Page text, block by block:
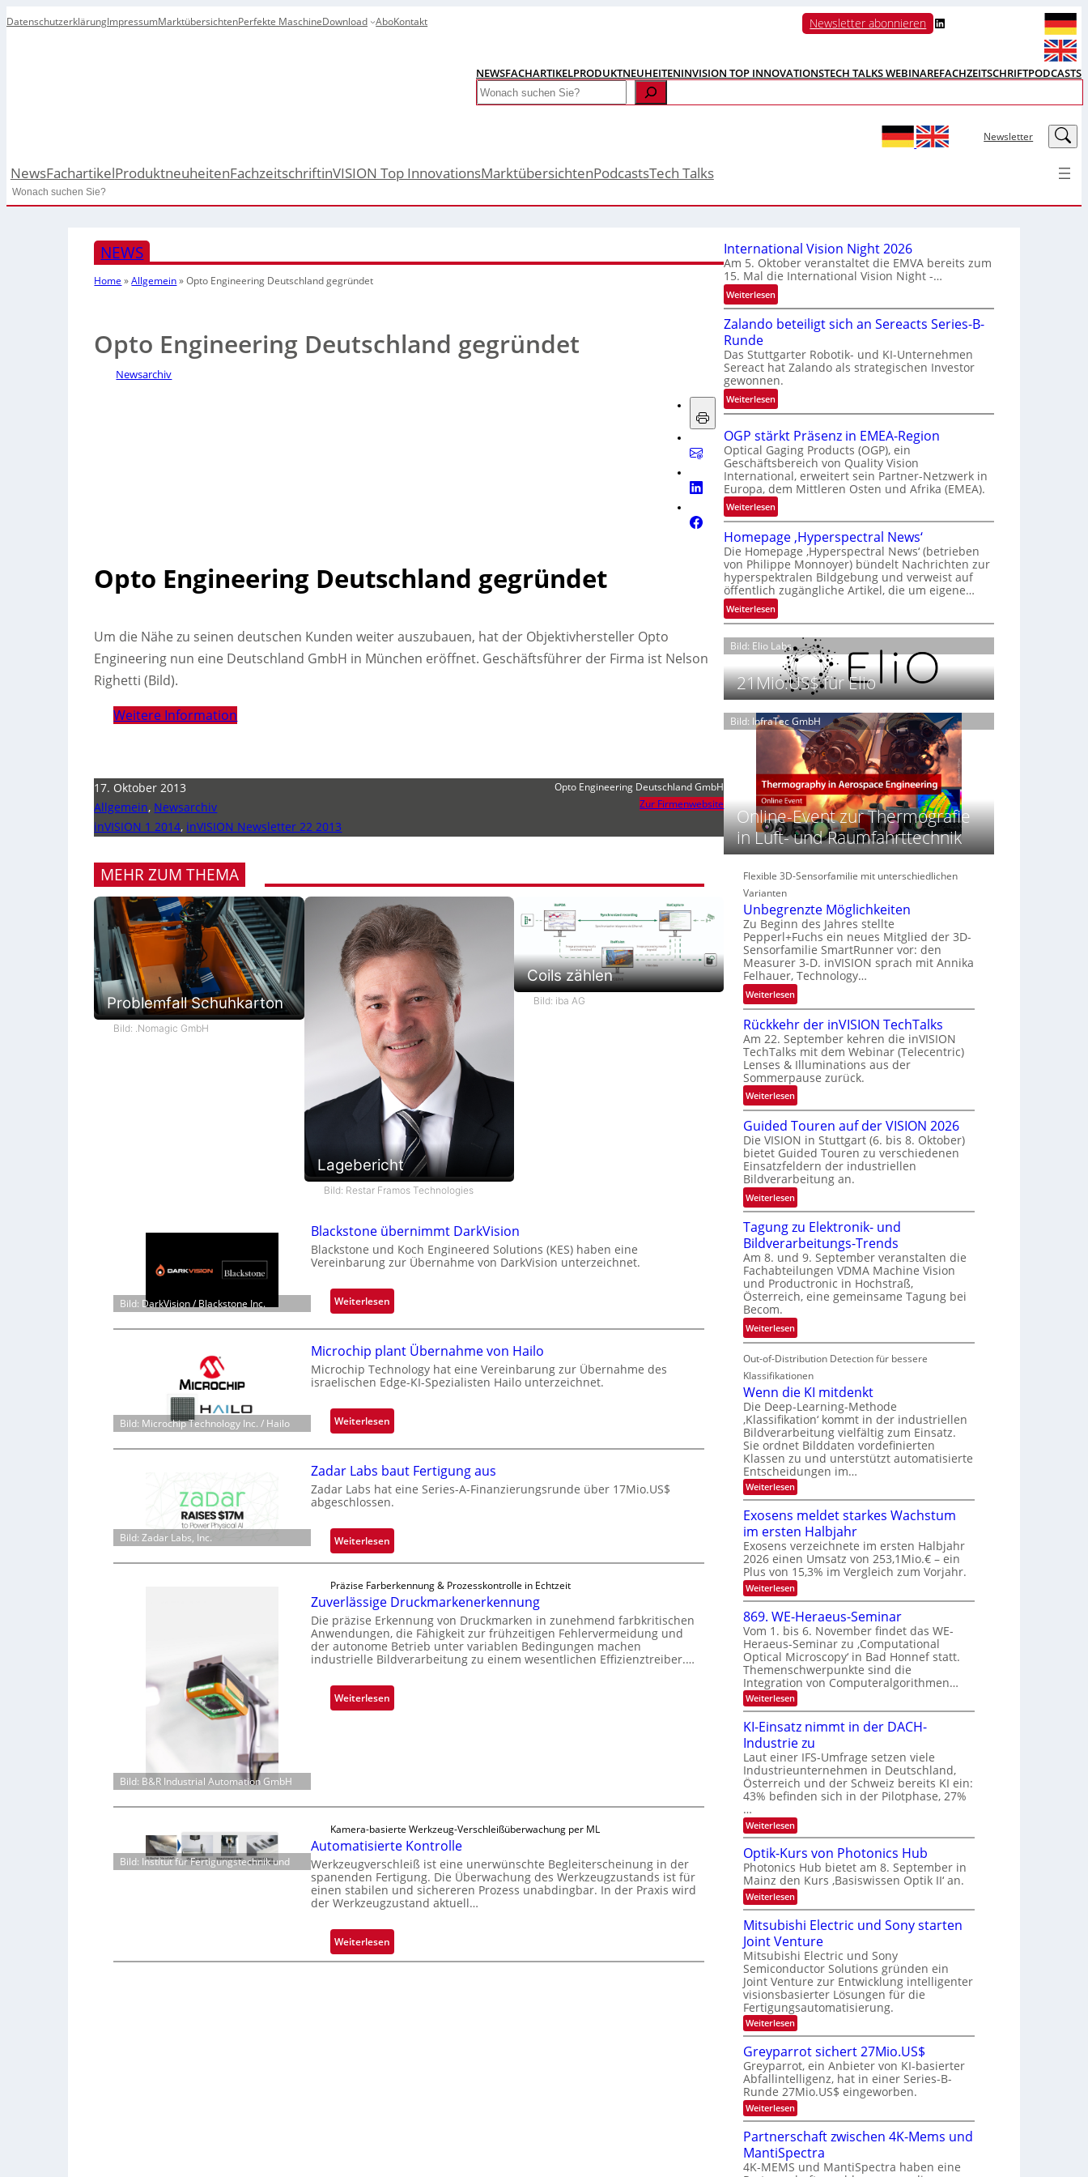
DatenschutzerklärungImpressumMarktübersichtenPerfekte MaschineDownload AboKontakt Newsletter abonnieren LinkedIn
NEWSFACHARTIKELPRODUKTNEUHEITENINVISION TOP INNOVATIONSTECH TALKS WEBINAREFACHZEITSCHRIFTPODCASTS
Search
Newsletter LinkedIn
NewsFachartikelProduktneuheitenFachzeitschriftinVISION Top InnovationsMarktübersichtenPodcastsTech Talks
Search
NEWS
Home »Allgemein»Opto Engineering Deutschland gegründet
Opto Engineering Deutschland gegründet
Newsarchiv
Opto Engineering Deutschland gegründet
Um die Nähe zu seinen deutschen Kunden weiter auszubauen, hat der Objektivhersteller Opto
Engineering nun eine Deutschland GmbH in München eröffnet. Geschäftsführer der Firma ist Nelson
Righetti (Bild).
Weitere Information
17. Oktober 2013
Allgemein, Newsarchiv
inVISION 1 2014, inVISION Newsletter 22 2013
Opto Engineering Deutschland GmbH
Zur Firmenwebsite
MEHR ZUM THEMA
Problemfall Schuhkarton
Bild: .Nomagic GmbH
Lagebericht
Bild: Restar Framos Technologies
Coils zählen
Bild: iba AG
Bild: DarkVision / Blackstone Inc.
Blackstone übernimmt DarkVision
Blackstone und Koch Engineered Solutions (KES) haben eine
Vereinbarung zur Übernahme von DarkVision unterzeichnet.
Weiterlesen:
B
l
a
c
k
t
o
n
e
ü
b
r
n
m
m
t
D
a
k
V
Bild: Microchip Technology Inc. / Hailo
Microchip plant Übernahme von Hailo
Microchip Technology hat eine Vereinbarung zur Übernahme des
israelischen Edge-KI-Spezialisten Hailo unterzeichnet.
Weiterlesen:
M
i
c
r
o
h
i
p
l
a
n
t
b
e
e
v
o
n
H
a
l
o
Bild: Zadar Labs, Inc.
Zadar Labs baut Fertigung aus
Zadar Labs hat eine Series-A-Finanzierungsrunde über 17Mio.US$
abgeschlossen.
Weiterlesen:
Z
d
a
r
L
a
b
r
t
i
g
u
n
a
u
s
Bild: B&R Industrial Automation GmbH
Präzise Farberkennung & Prozesskontrolle in Echtzeit
Zuverlässige Druckmarkenerkennung
Die präzise Erkennung von Druckmarken in zunehmend farbkritischen
Anwendungen, die Fähigkeit zur frühzeitigen Fehlervermeidung und
der autonome Betrieb unter variablen Bedingungen machen
industrielle Bildverarbeitung zu einem wesentlichen Effizienztreiber.…
Weiterlesen:
Z
s
s
i
g
e
u
Bild: Institut für Fertigungstechnik und
Kamera-basierte Werkzeug-Verschleißüberwachung per ML
Automatisierte Kontrolle
Werkzeugverschleiß ist eine unerwünschte Begleiterscheinung in der
spanenden Fertigung. Die Überwachung des Werkzeugzustands ist für
einen stabilen und sichereren Prozess unabdingbar. In der Praxis wird
der Werkzeugzustand aktuell…
Weiterlesen:
A
International Vision Night 2026
Am 5. Oktober veranstaltet die EMVA bereits zum
15. Mal die International Vision Night -…
Weiterlesen:
I
n
e
r
n
a
t
i
o
n
a
l
V
i
s
i
o
n
N
i
h
2
0
6
Zalando beteiligt sich an Sereacts Series-B-
Runde
Das Stuttgarter Robotik- und KI-Unternehmen
Sereact hat Zalando als strategischen Investor
gewonnen.
Weiterlesen:
Z
a
l
a
n
d
o
b
e
t
e
i
l
i
t
i
c
a
r
e
a
c
t
S
e
r
i
e
s
-
B
-
R
u
n
d
e
OGP stärkt Präsenz in EMEA-Region
Optical Gaging Products (OGP), ein
Geschäftsbereich von Quality Vision
International, erweitert sein Partner-Netzwerk in
Europa, dem Mittleren Osten und Afrika (EMEA).
Weiterlesen:
O
G
P
s
t
ä
r
t
r
ä
e
n
E
M
E
A
R
e
g
i
o
n
Homepage ‚Hyperspectral News‘
Die Homepage ‚Hyperspectral News‘ (betrieben
von Philippe Monnoyer) bündelt Nachrichten zur
hyperspektralen Bildgebung und verweist auf
öffentlich zugängliche Artikel, die um eigene…
Weiterlesen:
H
o
m
e
p
a
g
e
y
p
e
r
s
p
t
r
a
l
N
e
w
s
‘
Bild: Elio Labs.
21Mio.US$ für Elio
Bild: InfraTec GmbH
Online-Event zur Thermografie
in Luft- und Raumfahrttechnik
Flexible 3D-Sensorfamilie mit unterschiedlichen
Varianten
Unbegrenzte Möglichkeiten
Zu Beginn des Jahres stellte
Pepperl+Fuchs ein neues Mitglied der 3D-
Sensorfamilie SmartRunner vor: den
Measurer 3-D. inVISION sprach mit Annika
Felhauer, Technology…
Weiterlesen:
U
n
b
e
g
r
e
z
t
e
M
g
l
i
c
h
k
e
i
t
e
n
Rückkehr der inVISION TechTalks
Am 22. September kehren die inVISION
TechTalks mit dem Webinar (Telecentric)
Lenses & Illuminations aus der
Sommerpause zurück.
Weiterlesen:
R
ü
c
k
k
e
h
d
e
r
i
n
I
S
I
O
N
T
e
c
h
T
a
l
k
Guided Touren auf der VISION 2026
Die VISION in Stuttgart (6. bis 8. Oktober)
bietet Guided Touren zu verschiedenen
Einsatzfeldern der industriellen
Bildverarbeitung an.
Weiterlesen:
G
u
i
d
e
d
T
o
u
e
n
a
u
f
d
e
r
V
I
S
I
O
N
2
0
2
6
Tagung zu Elektronik- und
Bildverarbeitungs-Trends
Am 8. und 9. September veranstalten die
Fachabteilungen VDMA Machine Vision
und Productronic in Hochstraß,
Österreich, eine gemeinsame Tagung bei
Becom.
Weiterlesen:
T
a
g
u
n
g
z
u
E
l
e
k
t
r
o
n
i
k
-
u
n
d
B
i
l
d
v
e
r
a
r
b
e
i
t
u
n
g
s
-
T
r
e
n
d
s
Out-of-Distribution Detection für bessere
Klassifikationen
Wenn die KI mitdenkt
Die Deep-Learning-Methode
‚Klassifikation‘ kommt in der industriellen
Bildverarbeitung vielfältig zum Einsatz.
Sie ordnet Bilddaten vordefinierten
Klassen zu und unterstützt automatisierte
Entscheidungen im…
Weiterlesen:
W
n
n
d
i
e
K
I
m
i
t
d
e
n
k
t
Exosens meldet starkes Wachstum
im ersten Halbjahr
Exosens verzeichnete im ersten Halbjahr
2026 einen Umsatz von 253,1Mio.€ – ein
Plus von 15,3% im Vergleich zum Vorjahr.
Weiterlesen:
E
x
o
s
e
n
s
m
e
l
d
e
t
s
t
a
r
k
e
W
a
h
s
t
u
m
m
e
r
s
t
e
n
H
a
l
b
j
a
h
r
869. WE-Heraeus-Seminar
Vom 1. bis 6. November findet das WE-
Heraeus-Seminar zu ‚Computational
Optical Microscopy‘ in Bad Honnef statt.
Themenschwerpunkte sind die
Integration von Computeralgorithmen…
Weiterlesen:
8
9
.
W
E
-
H
e
a
e
s
-
S
e
m
i
n
a
r
KI-Einsatz nimmt in der DACH-
Industrie zu
Laut einer IFS-Umfrage setzen viele
Industrieunternehmen in Deutschland,
Österreich und der Schweiz bereits KI ein:
43% befinden sich in der Pilotphase, 27%
…
Weiterlesen:
K
-
E
i
n
s
a
t
z
n
i
m
m
t
i
n
d
e
r
D
A
C
H
-
I
d
u
Optik-Kurs von Photonics Hub
Photonics Hub bietet am 8. September in
Mainz den Kurs ‚Basiswissen Optik II‘ an.
Weiterlesen:
O
p
t
i
k
-
K
u
r
s
v
o
P
h
o
t
o
n
i
c
s
H
u
Mitsubishi Electric und Sony starten
Joint Venture
Mitsubishi Electric und Sony
Semiconductor Solutions gründen ein
Joint Venture zur Entwicklung intelligenter
visionsbasierter Lösungen für die
Fertigungsautomatisierung.
Weiterlesen:
M
t
s
u
b
i
s
h
i
l
e
Greyparrot sichert 27Mio.US$
Greyparrot, ein Anbieter von KI-basierter
Abfallintelligenz, hat in einer Series-B-
Runde 27Mio.US$ eingeworben.
Weiterlesen:
G
e
y
p
Partnerschaft zwischen 4K-Mems und
MantiSpectra
4K-MEMS und MantiSpectra haben eine